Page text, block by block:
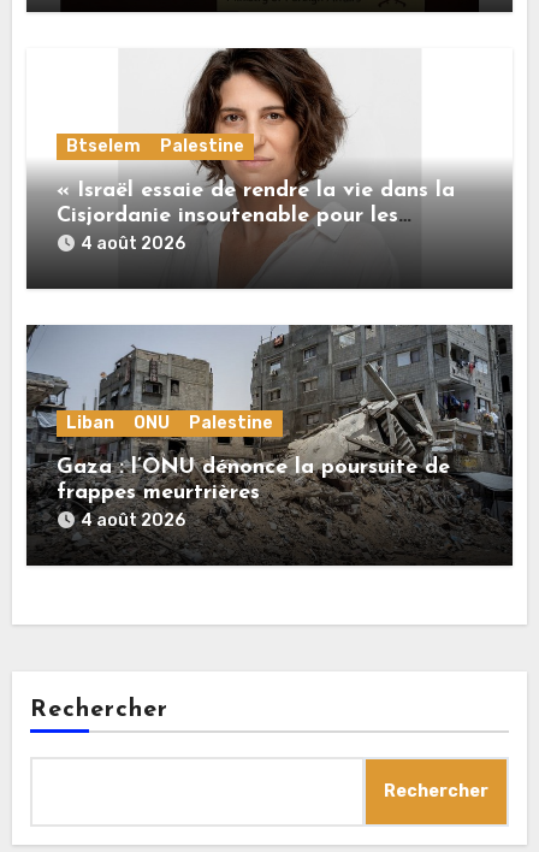
Btselem Palestine
« Israël essaie de rendre la vie dans la
Cisjordanie insoutenable pour les
Palestiniens. »
4 août 2026
Liban ONU Palestine
Gaza : l’ONU dénonce la poursuite de
frappes meurtrières
4 août 2026
Rechercher
Rechercher